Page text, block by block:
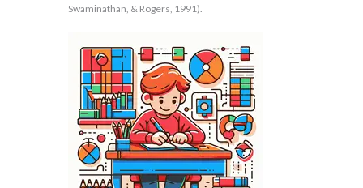
Swaminathan, & Rogers, 1991).